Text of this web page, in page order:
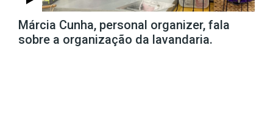
Márcia Cunha, personal organizer, fala
sobre a organização da lavandaria.